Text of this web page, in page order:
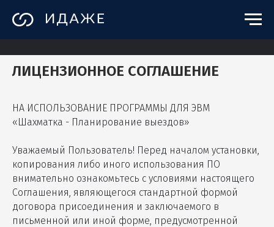
ЛИЦЕНЗИОННОЕ СОГЛАШЕНИЕ
НА ИСПОЛЬЗОВАНИЕ ПРОГРАММЫ ДЛЯ ЭВМ
«Шахматка - Планирование выездов»
Уважаемый Пользователь! Перед началом установки,
копирования либо иного использования ПО
внимательно ознакомьтесь с условиями настоящего
Соглашения, являющегося стандартной формой
договора присоединения и заключаемого в
письменной или иной форме, предусмотренной